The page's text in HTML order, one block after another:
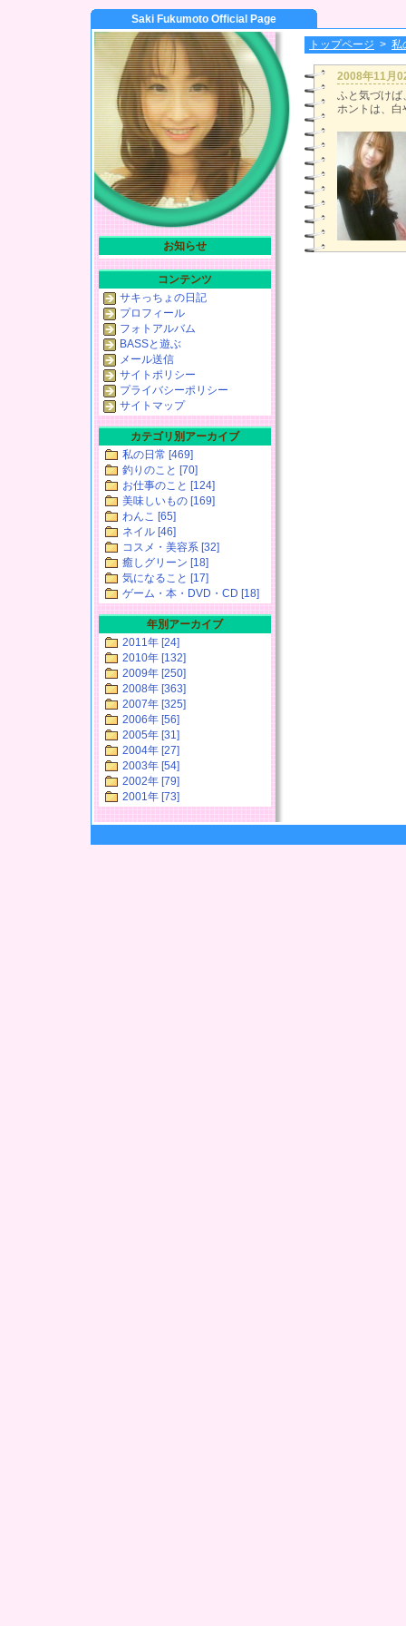
Saki Fukumoto Official Page
トップページ > 私
2008年11月
ふと気づけば
ホントは、白
お知らせ
コンテンツ
サキっちょの日記
プロフィール
フォトアルバム
BASSと遊ぶ
メール送信
サイトポリシー
プライバシーポリシー
サイトマップ
カテゴリ別アーカイブ
私の日常 [469]
釣りのこと [70]
お仕事のこと [124]
美味しいもの [169]
わんこ [65]
ネイル [46]
コスメ・美容系 [32]
癒しグリーン [18]
気になること [17]
ゲーム・本・DVD・CD [18]
年別アーカイブ
2011年 [24]
2010年 [132]
2009年 [250]
2008年 [363]
2007年 [325]
2006年 [56]
2005年 [31]
2004年 [27]
2003年 [54]
2002年 [79]
2001年 [73]